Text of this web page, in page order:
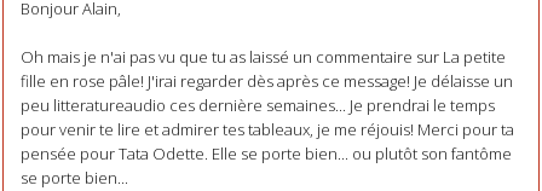
Bonjour Alain,
Oh mais je n'ai pas vu que tu as laissé un commentaire sur La petite
fille en rose pâle! J'irai regarder dès après ce message! Je délaisse un
peu litteratureaudio ces dernière semaines... Je prendrai le temps
pour venir te lire et admirer tes tableaux, je me réjouis! Merci pour ta
pensée pour Tata Odette. Elle se porte bien... ou plutôt son fantôme
se porte bien...